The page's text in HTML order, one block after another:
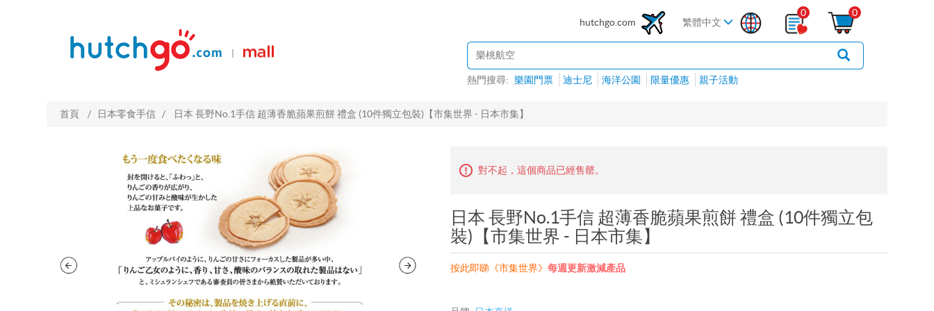
hutchgo.com 繁體中文
0 0
熱門搜尋: 樂園門票 迪士尼 海洋公園 限量優惠 親子活動
首頁 / 日本零食手信 / 日本 長野No.1手信 超薄香脆蘋果煎餅 禮盒 (10件獨立包裝)【市集世界 - 日本市集】
對不起，這個商品已經售罄。
日本 長野No.1手信 超薄香脆蘋果煎餅 禮盒 (10件獨立包
裝)【市集世界 - 日本市集】
按此即睇《市集世界》 每週更新激減產品